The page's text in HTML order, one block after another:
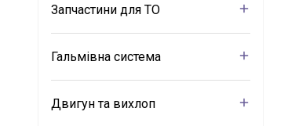
Запчастини для ТО
Гальмівна система
Двигун та вихлоп